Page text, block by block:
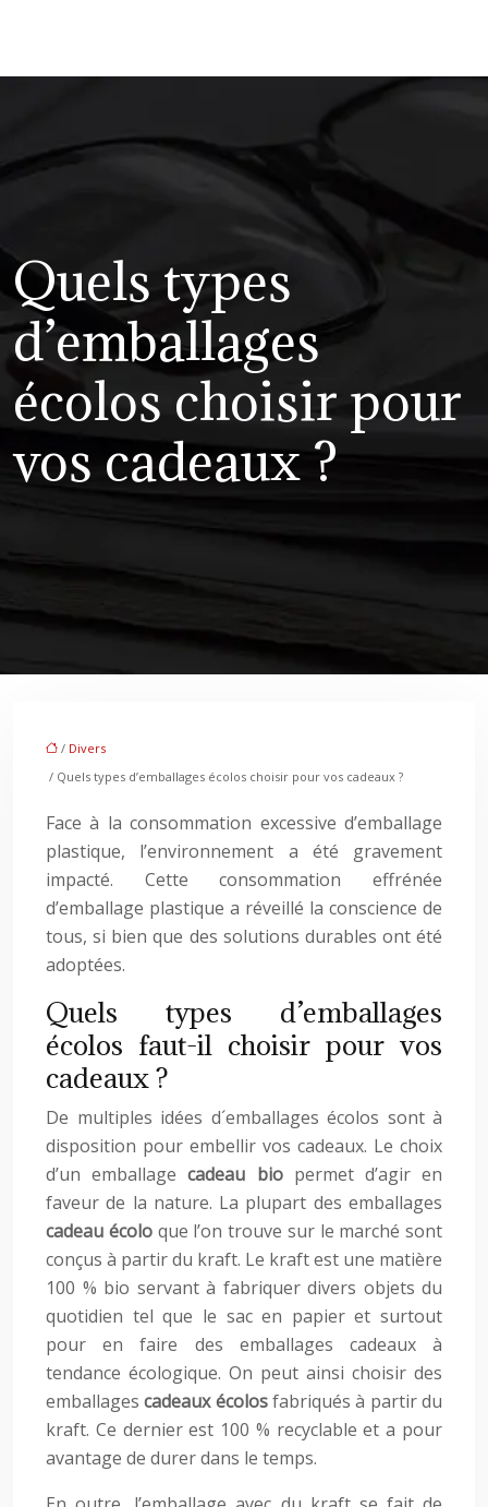
Quels types
d’emballages
écolos choisir pour
vos cadeaux ?
/ Divers
/ Quels types d’emballages écolos choisir pour vos cadeaux ?
Face à la consommation excessive d’emballage
plastique, l’environnement a été gravement
impacté. Cette consommation effrénée
d’emballage plastique a réveillé la conscience de
tous, si bien que des solutions durables ont été
adoptées.
Quels types d’emballages
écolos faut-il choisir pour vos
cadeaux ?
De multiples idées d´emballages écolos sont à
disposition pour embellir vos cadeaux. Le choix
d’un emballagecadeau bio permet d’agir en
faveur de la nature. La plupart des emballages
cadeau écoloque l’on trouve sur le marché sont
conçus à partir du kraft. Le kraft est une matière
100 % bio servant à fabriquer divers objets du
quotidien tel que le sac en papier et surtout
pour en faire des emballages cadeaux à
tendance écologique. On peut ainsi choisir des
emballagescadeaux écolosfabriqués à partir du
kraft. Ce dernier est 100 % recyclable et a pour
avantage de durer dans le temps.